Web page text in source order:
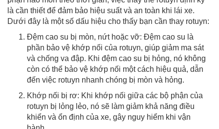
là cần thiết để đảm bảo hiệu suất và an toàn khi lái xe.
Dưới đây là một số dấu hiệu cho thấy bạn cần thay rotuyn:
Đệm cao su bị mòn, nứt hoặc vỡ: Đệm cao su là
phần bảo vệ khớp nối của rotuyn, giúp giảm ma sát
và chống va đập. Khi đệm cao su bị hỏng, nó không
còn có thể bảo vệ khớp nối một cách hiệu quả, dẫn
đến việc rotuyn nhanh chóng bị mòn và hỏng.
Khớp nối bị rơ: Khi khớp nối giữa các bộ phận của
rotuyn bị lỏng lẻo, nó sẽ làm giảm khả năng điều
khiển và ổn định của xe, gây nguy hiểm khi vận